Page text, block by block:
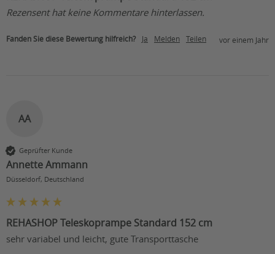
Rezensent hat keine Kommentare hinterlassen.
Fanden Sie diese Bewertung hilfreich? Ja Melden Teilen vor einem Jahr
AA
Geprüfter Kunde
Annette Ammann
Düsseldorf, Deutschland
REHASHOP Teleskoprampe Standard 152 cm
sehr variabel und leicht, gute Transporttasche